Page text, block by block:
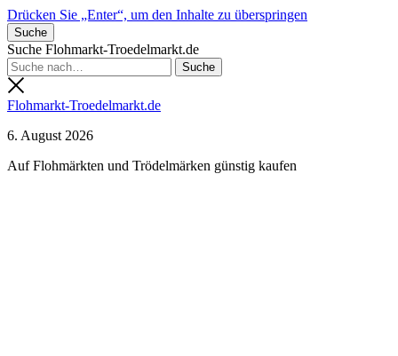
Drücken Sie „Enter“, um den Inhalte zu überspringen
Suche
Suche Flohmarkt-Troedelmarkt.de
Flohmarkt-Troedelmarkt.de
6. August 2026
Auf Flohmärkten und Trödelmärken günstig kaufen